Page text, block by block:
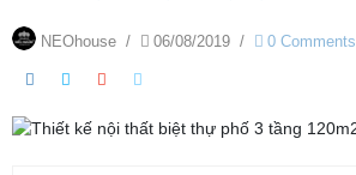
NEOhouse / 06/08/2019 / 0 Comments